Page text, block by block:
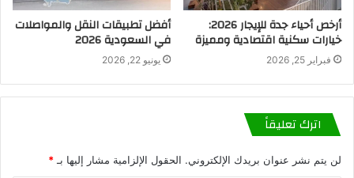
أرخص أحياء جدة للإيجار 2026:
خيارات سكنية اقتصادية ومميزة
فبراير 25, 2026
أفضل تطبيقات النقل والمواصلات
في السعودية 2026
يونيو 22, 2026
اترك تعليقاً
لن يتم نشر عنوان بريدك الإلكتروني. الحقول الإلزامية مشار إليها بـ *